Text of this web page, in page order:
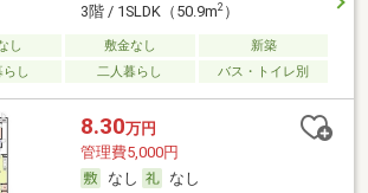
3階 / 1SLDK（50.9m2）
し 敷金なし
新築
し
二人暮らし バス・トイレ別
8.30万円
管理費5,000円
なし
なし